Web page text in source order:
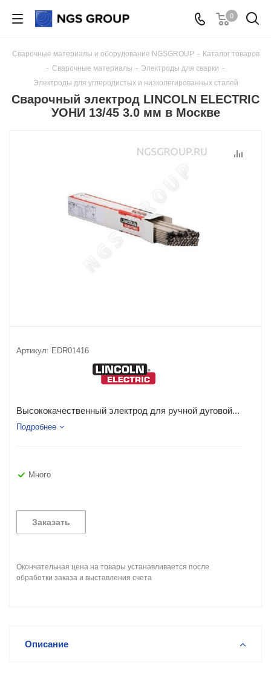
0
Сварочные материалы и оборудование NGSGROUP - Каталог товаров
- Сварочные материалы - Электроды для сварки -
Электроды для углеродистых и низколегированных сталей
Сварочный электрод LINCOLN ELECTRIC
УОНИ 13/45 3.0 мм в Москве
Артикул: EDR01416
Высококачественный электрод для ручной дуговой...
Подробнее
Много
Заказать
Окончательная цена на товары устанавливается после
обработки заказа и выставления счета
Описание